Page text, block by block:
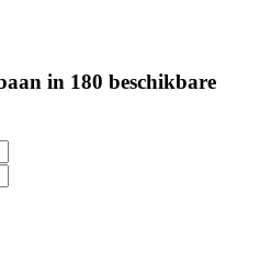
in 180 beschikbare